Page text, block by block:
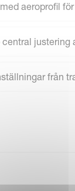
aeroprofil
central justering
från